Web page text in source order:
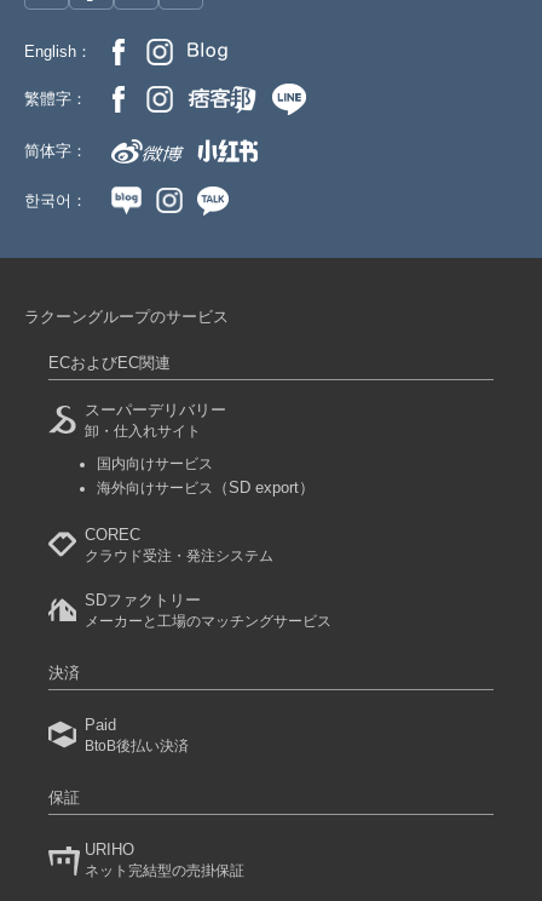
English：
繁體字：
简体字：
한국어：
ラクーングループのサービス
ECおよびEC関連
スーパーデリバリー
卸・仕入れサイト
国内向けサービス
海外向けサービス
（SD export）
COREC
クラウド受注・発注システム
SDファクトリー
メーカーと工場のマッチングサービス
決済
Paid
BtoB後払い決済
保証
URIHO
ネット完結型の売掛保証